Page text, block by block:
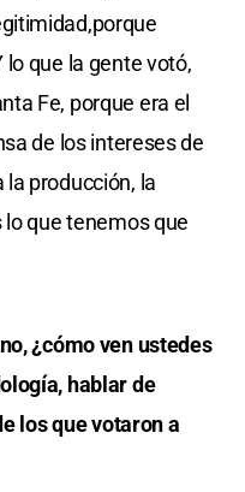
que la gente votó,
Fe, porque era el
de los intereses de
la producción, la
lo que tenemos que
¿cómo ven ustedes
hablar de
los que votaron a